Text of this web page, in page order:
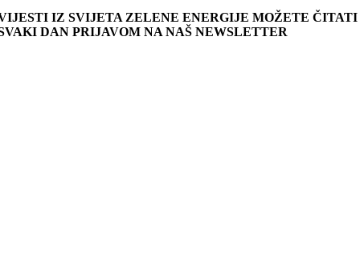
IZ SVIJETA ZELENE ENERGIJE MOŽETE ČITATI
DAN PRIJAVOM NA NAŠ NEWSLETTER